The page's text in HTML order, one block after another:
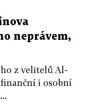
neprávem,
z velitelů Al-
i osobní